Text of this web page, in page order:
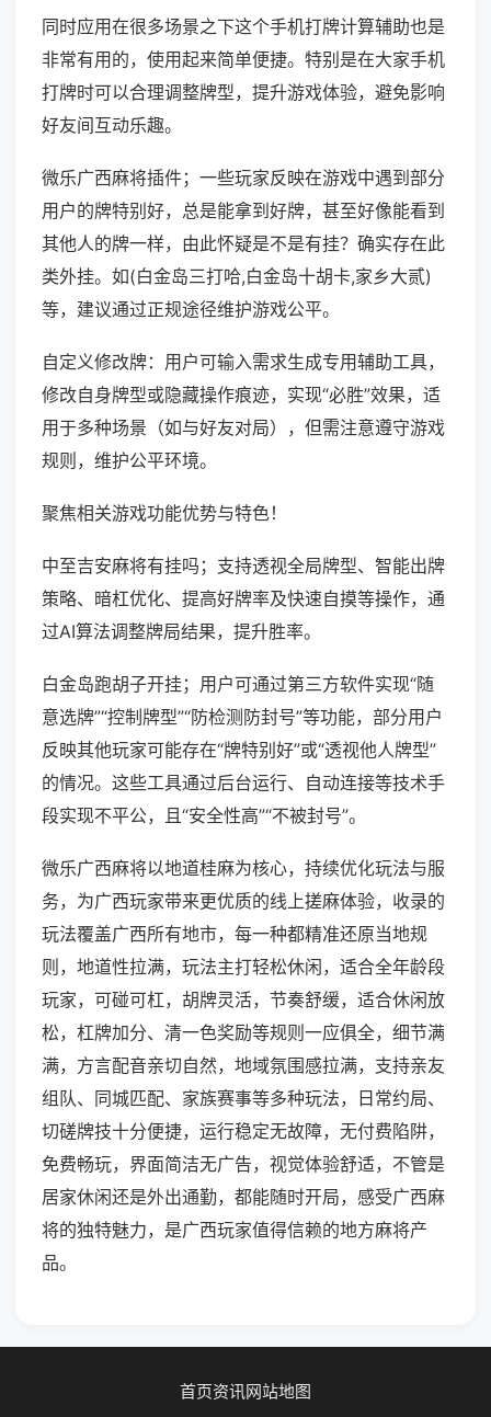
同时应用在很多场景之下这个手机打牌计算辅助也是
非常有用的，使用起来简单便捷。特别是在大家手机
打牌时可以合理调整牌型，提升游戏体验，避免影响
好友间互动乐趣。
微乐广西麻将插件；一些玩家反映在游戏中遇到部分
用户的牌特别好，总是能拿到好牌，甚至好像能看到
其他人的牌一样，由此怀疑是不是有挂？确实存在此
类外挂。如(白金岛三打哈,白金岛十胡卡,家乡大贰)
等，建议通过正规途径维护游戏公平。
自定义修改牌：用户可输入需求生成专用辅助工具，
修改自身牌型或隐藏操作痕迹，实现“必胜”效果，适
用于多种场景（如与好友对局），但需注意遵守游戏
规则，维护公平环境。
聚焦相关游戏功能优势与特色！
中至吉安麻将有挂吗；支持透视全局牌型、智能出牌
策略、暗杠优化、提高好牌率及快速自摸等操作，通
过AI算法调整牌局结果，提升胜率。
白金岛跑胡子开挂；用户可通过第三方软件实现“随
意选牌”“控制牌型”“防检测防封号”等功能，部分用户
反映其他玩家可能存在“牌特别好”或“透视他人牌型”
的情况。这些工具通过后台运行、自动连接等技术手
段实现不平公，且“安全性高”“不被封号”。
微乐广西麻将以地道桂麻为核心，持续优化玩法与服
务，为广西玩家带来更优质的线上搓麻体验，收录的
玩法覆盖广西所有地市，每一种都精准还原当地规
则，地道性拉满，玩法主打轻松休闲，适合全年龄段
玩家，可碰可杠，胡牌灵活，节奏舒缓，适合休闲放
松，杠牌加分、清一色奖励等规则一应俱全，细节满
满，方言配音亲切自然，地域氛围感拉满，支持亲友
组队、同城匹配、家族赛事等多种玩法，日常约局、
切磋牌技十分便捷，运行稳定无故障，无付费陷阱，
免费畅玩，界面简洁无广告，视觉体验舒适，不管是
居家休闲还是外出通勤，都能随时开局，感受广西麻
将的独特魅力，是广西玩家值得信赖的地方麻将产
品。
首页资讯网站地图